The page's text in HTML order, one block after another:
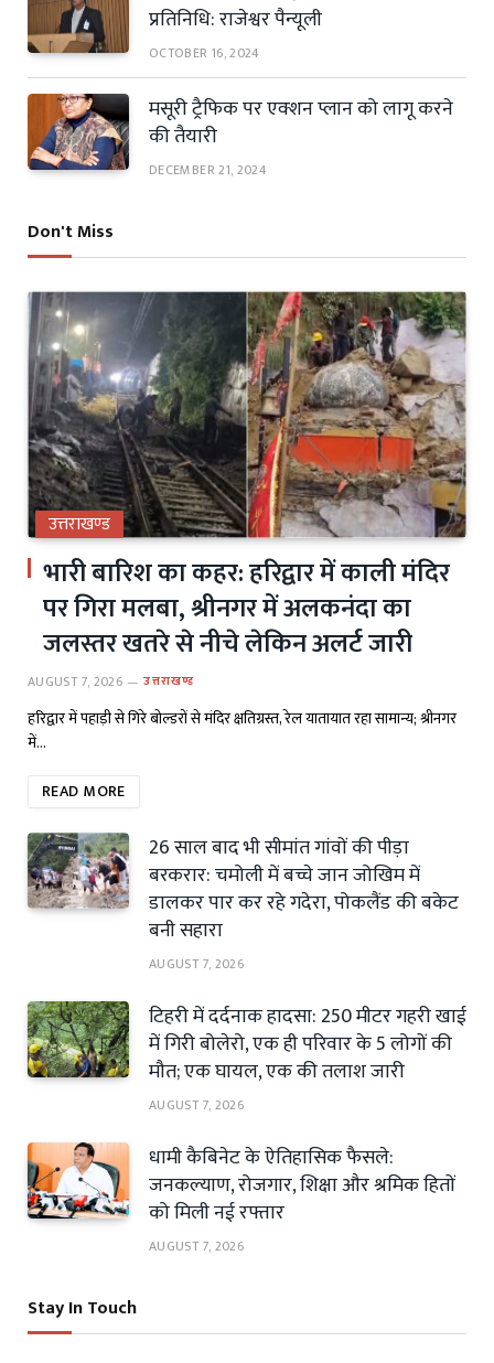
प्रतिनिधि: राजेश्वर पैन्यूली
OCTOBER 16, 2024
मसूरी ट्रैफिक पर एक्शन प्लान को लागू करने
की तैयारी
DECEMBER 21, 2024
Don't Miss
उत्तराखण्ड
भारी बारिश का कहर: हरिद्वार में काली मंदिर
पर गिरा मलबा, श्रीनगर में अलकनंदा का
जलस्तर खतरे से नीचे लेकिन अलर्ट जारी
AUGUST 7, 2026 उत्तराखण्ड
हरिद्वार में पहाड़ी से गिरे बोल्डरों से मंदिर क्षतिग्रस्त, रेल यातायात रहा सामान्य; श्रीनगर
में…
READ MORE
26 साल बाद भी सीमांत गांवों की पीड़ा
बरकरार: चमोली में बच्चे जान जोखिम में
डालकर पार कर रहे गदेरा, पोकलैंड की बकेट
बनी सहारा
AUGUST 7, 2026
टिहरी में दर्दनाक हादसा: 250 मीटर गहरी खाई
में गिरी बोलेरो, एक ही परिवार के 5 लोगों की
मौत; एक घायल, एक की तलाश जारी
AUGUST 7, 2026
धामी कैबिनेट के ऐतिहासिक फैसले:
जनकल्याण, रोजगार, शिक्षा और श्रमिक हितों
को मिली नई रफ्तार
AUGUST 7, 2026
Stay In Touch